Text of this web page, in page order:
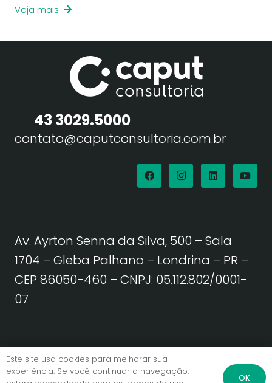
Veja mais
43 3029.5000
contato@caputconsultoria.com.br
Av. Ayrton Senna da Silva, 500 – Sala
1704 – Gleba Palhano – Londrina – PR –
CEP 86050-460 – CNPJ: 05.112.802/0001-
07
Política de Privacidade | Termos de Uso
Este site usa cookies para melhorar sua
experiência. Se você continuar a navegação,
OK